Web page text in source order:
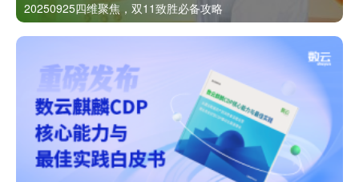
20250925四维聚焦，双11致胜必备攻略